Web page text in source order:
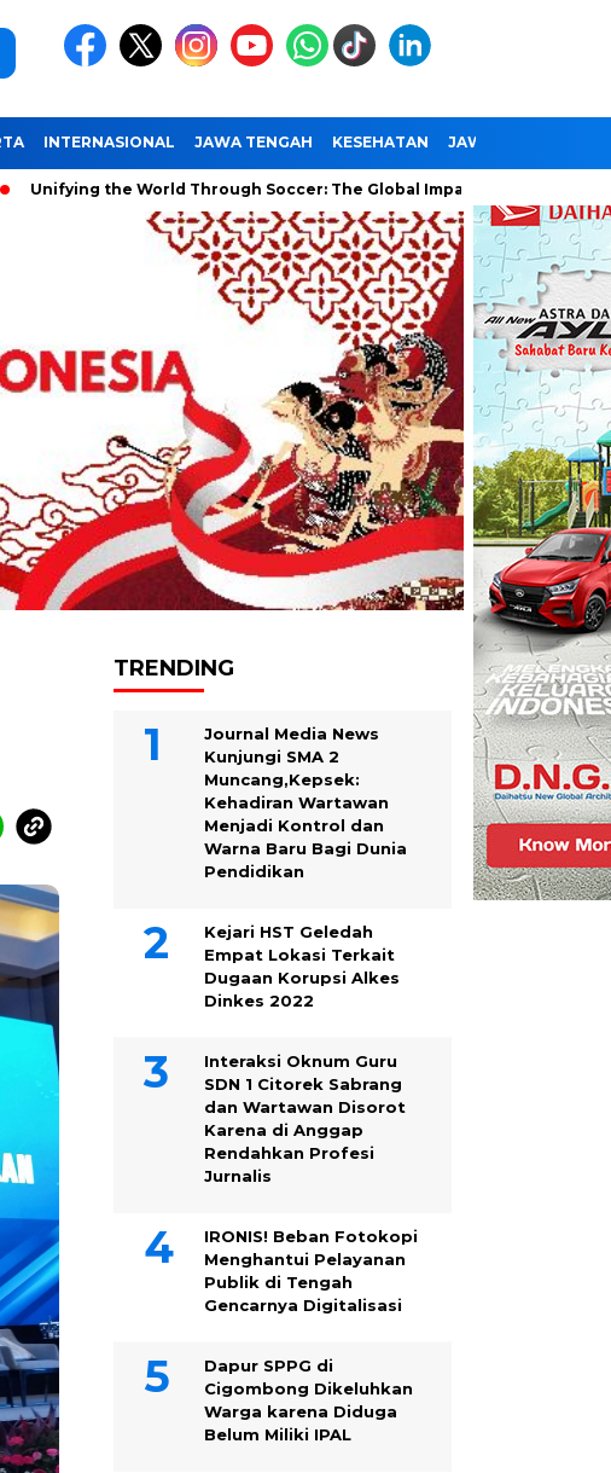
INTERNASIONAL JAWA TENGAH KESEHATAN JAWA TIMUR
the World Through Soccer: The Global Impact of the World Cup
TRENDING
Journal Media News
Kunjungi SMA 2
Muncang,Kepsek:
Kehadiran Wartawan
Menjadi Kontrol dan
Warna Baru Bagi Dunia
Pendidikan
Kejari HST Geledah
Empat Lokasi Terkait
Dugaan Korupsi Alkes
Dinkes 2022
Interaksi Oknum Guru
SDN 1 Citorek Sabrang
dan Wartawan Disorot
Karena di Anggap
Rendahkan Profesi
Jurnalis
IRONIS! Beban Fotokopi
Menghantui Pelayanan
Publik di Tengah
Gencarnya Digitalisasi
Dapur SPPG di
Cigombong Dikeluhkan
Warga karena Diduga
Belum Miliki IPAL